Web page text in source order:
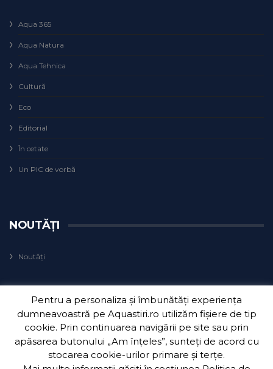
Aqua 365
Aqua Natura
Aqua Tehnica
Cultură
Eco
Editorial
În cetate
Un PIC de vorbă
NOUTĂȚI
Noutăți
Copyright 2018 Aquatim S.A.| Dezvoltat de 3Waves Net
Pentru a personaliza și îmbunătăți experiența
dumneavoastră pe Aquastiri.ro utilizăm fișiere de tip
cookie. Prin continuarea navigării pe site sau prin
apăsarea butonului „Am înțeles”, sunteți de acord cu
stocarea cookie-urilor primare și terțe.